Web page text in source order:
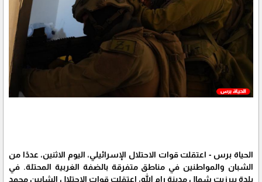
الحياة برس - اعتقلت قوات الاحتلال الإسرائيلي، اليوم الاثنين، عددًا من
الشبان والمواطنين في مناطق متفرقة بالضفة الغربية المحتلة. في
بلدة بيرزيت شمال مدينة رام الله، اعتقلت قوات الاحتلال الشابين محمد